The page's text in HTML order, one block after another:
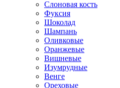
Слоновая кость
Фуксия
Шоколад
Шампань
Оливковые
Оранжевые
Вишневые
Изумрудные
Венге
Ореховые